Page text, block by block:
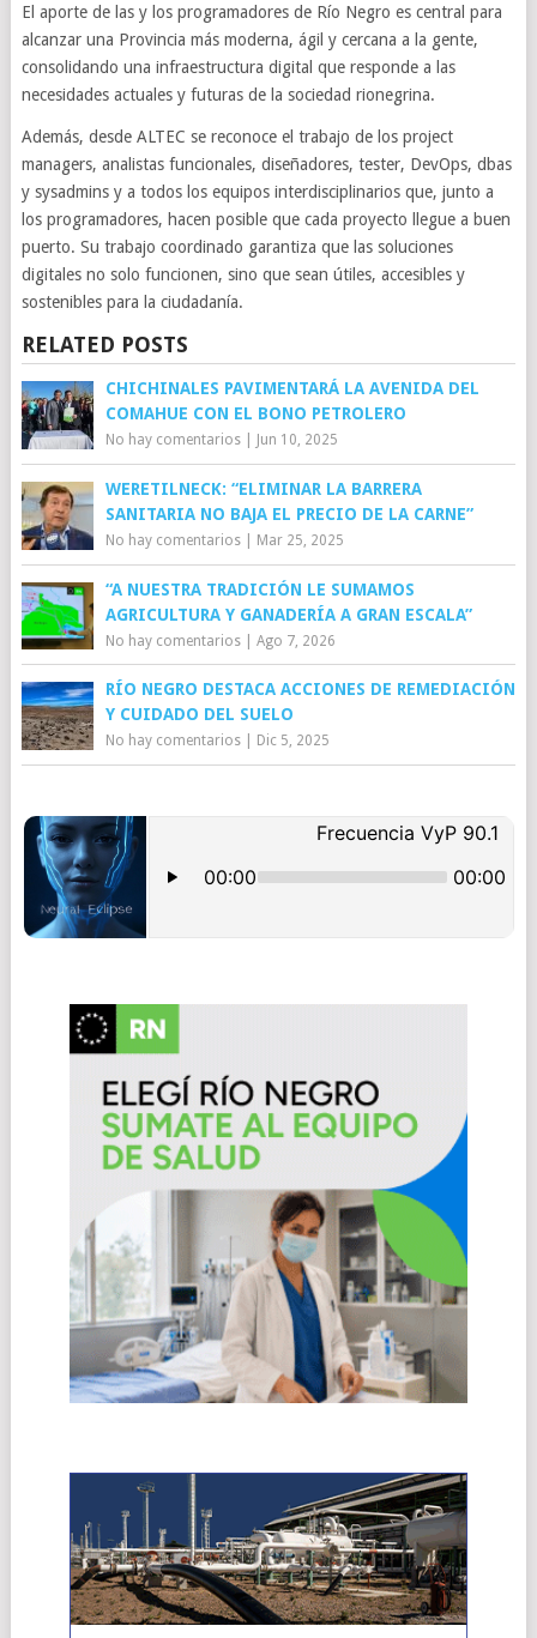
El aporte de las y los programadores de Río Negro es central para
alcanzar una Provincia más moderna, ágil y cercana a la gente,
consolidando una infraestructura digital que responde a las
necesidades actuales y futuras de la sociedad rionegrina.
Además, desde ALTEC se reconoce el trabajo de los project
managers, analistas funcionales, diseñadores, tester, DevOps, dbas
y sysadmins y a todos los equipos interdisciplinarios que, junto a
los programadores, hacen posible que cada proyecto llegue a buen
puerto. Su trabajo coordinado garantiza que las soluciones
digitales no solo funcionen, sino que sean útiles, accesibles y
sostenibles para la ciudadanía.
RELATED POSTS
CHICHINALES PAVIMENTARÁ LA AVENIDA DEL
COMAHUE CON EL BONO PETROLERO
No hay comentarios| Jun 10, 2025
WERETILNECK: “ELIMINAR LA BARRERA
SANITARIA NO BAJA EL PRECIO DE LA CARNE”
No hay comentarios| Mar 25, 2025
“A NUESTRA TRADICIÓN LE SUMAMOS
AGRICULTURA Y GANADERÍA A GRAN ESCALA”
No hay comentarios| Ago 7, 2026
RÍO NEGRO DESTACA ACCIONES DE REMEDIACIÓN
Y CUIDADO DEL SUELO
No hay comentarios| Dic 5, 2025